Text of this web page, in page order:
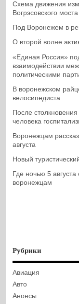
Схема движения
Вогрэсовского моста
Под Воронежем в
О второй волне
«Единая Россия»
взаимодействии
политическими
В воронежском
велосипедиста
После
человека
Воронежцам
августа
Новый
Где ночью 5
воронежцам
Рубрики
Авиация
Авто
Анонсы